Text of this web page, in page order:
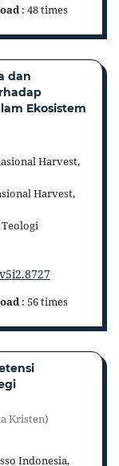
: 48 times
dan
Ekosistem
Harvest,
Harvest,
: 56 times
Kristen)
Indonesia,